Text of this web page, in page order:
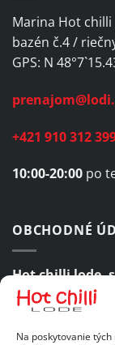
Na poskytovanie
Marina Hot
bazén č.4 /
GPS: N
+421 910 312
10:00-20:00 po
OBCHODNÉ
Hot chilli lode,
Komárovská 47,